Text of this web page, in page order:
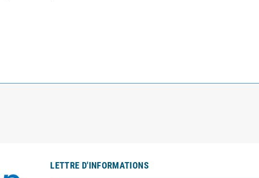
LETTRE D'INFORMATIONS